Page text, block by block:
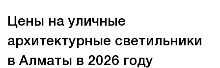
Цены на уличные
архитектурные светильники
в Алматы в 2026 году